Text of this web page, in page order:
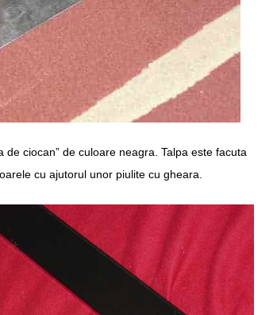
ciocan” de culoare neagra. Talpa este facuta
cu ajutorul unor piulite cu gheara.